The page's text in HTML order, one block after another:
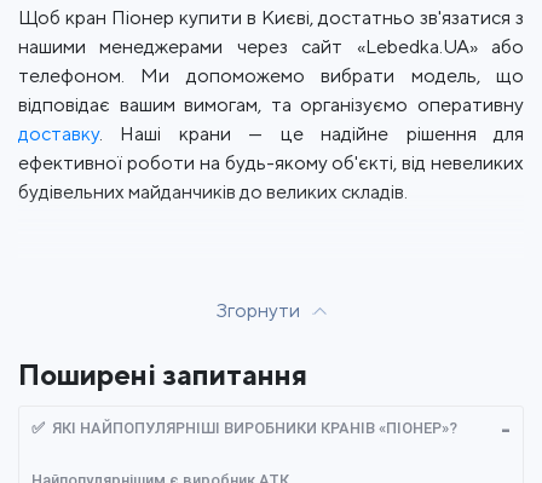
Щоб кран Піонер купити в Києві, достатньо зв'язатися з
нашими менеджерами через сайт «Lebedka.UA» або
телефоном. Ми допоможемо вибрати модель, що
відповідає вашим вимогам, та організуємо оперативну
доставку. Наші крани — це надійне рішення для
ефективної роботи на будь-якому об'єкті, від невеликих
будівельних майданчиків до великих складів.
Згорнути
Поширені запитання
✅ ЯКІ НАЙПОПУЛЯРНІШІ ВИРОБНИКИ КРАНІВ «ПІОНЕР»?